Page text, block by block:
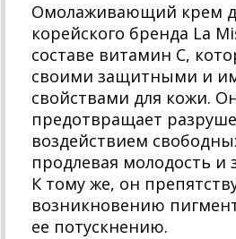
Омолаживающий крем
корейского бренда La
составе витамин С,
своими защитными и
свойствами для кожи.
предотвращает
воздействием
продлевая молодость и
К тому же, он
возникновению
ее потускнению.